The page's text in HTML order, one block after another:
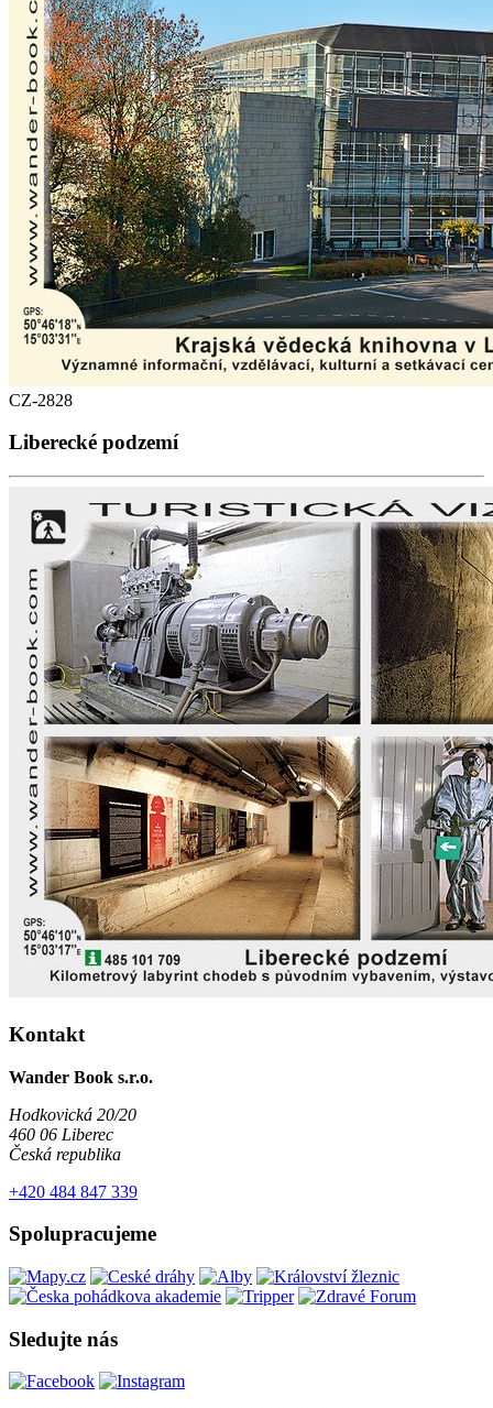
CZ-2828
Liberecké podzemí
Kontakt
Wander Book s.r.o.
Hodkovická 20/20
460 06 Liberec
Česká republika
+420 484 847 339
Spolupracujeme
Sledujte nás